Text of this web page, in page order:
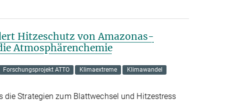
Hitzeschutz von Amazonas-
Atmosphärenchemie
Forschungsprojekt ATTO Klimaextreme
Klimawandel
die Strategien zum Blattwechsel und Hitzestress